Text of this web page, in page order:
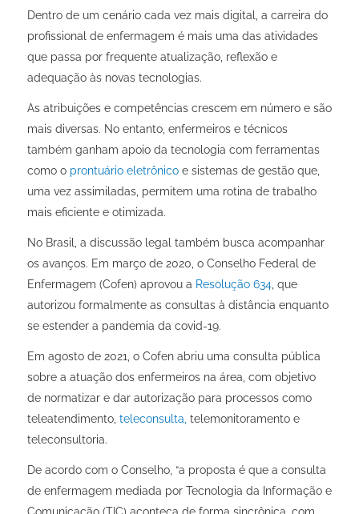
Dentro de um cenário cada vez mais digital, a carreira do
profissional de enfermagem é mais uma das atividades
que passa por frequente atualização, reflexão e
adequação às novas tecnologias.
As atribuições e competências crescem em número e são
mais diversas. No entanto, enfermeiros e técnicos
também ganham apoio da tecnologia com ferramentas
como o prontuário eletrônicoe sistemas de gestão que,
uma vez assimiladas, permitem uma rotina de trabalho
mais eficiente e otimizada.
No Brasil, a discussão legal também busca acompanhar
os avanços. Em março de 2020, o Conselho Federal de
Enfermagem (Cofen) aprovou a Resolução 634, que
autorizou formalmente as consultas à distância enquanto
se estender a pandemia da covid-19.
Em agosto de 2021, o Cofen abriu uma consulta pública
sobre a atuação dos enfermeiros na área, com objetivo
de normatizar e dar autorização para processos como
teleatendimento, teleconsulta, telemonitoramento e
teleconsultoria.
De acordo com o Conselho, “a proposta é que a consulta
de enfermagem mediada por Tecnologia da Informação e